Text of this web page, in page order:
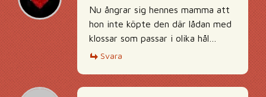
Nu ångrar sig hennes mamma att
hon inte köpte den där lådan med
klossar som passar i olika hål…
Svara